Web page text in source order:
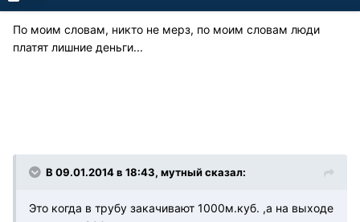
По моим словам, никто не мерз, по моим словам люди
платят лишние деньги...
В 09.01.2014 в 18:43, мутный сказал:
Это когда в трубу закачивают 1000м.куб. ,а на выходе